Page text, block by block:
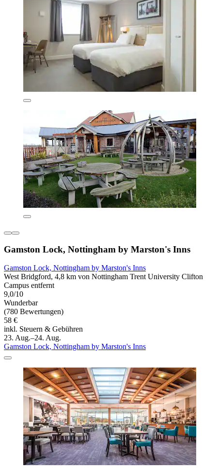
Gamston Lock, Nottingham by Marston's Inns
Gamston Lock, Nottingham by Marston's Inns
West Bridgford, 4,8 km von Nottingham Trent University Clifton
Campus entfernt
9,0/10
Wunderbar
(780 Bewertungen)
58 €
inkl. Steuern & Gebühren
23. Aug.–24. Aug.
Gamston Lock, Nottingham by Marston's Inns